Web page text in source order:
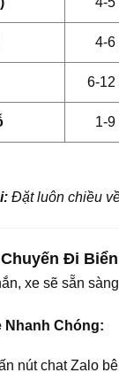
4-6
6-12
1-9
Đặt luôn chiều
Đi
xe sẽ sẵn
Nhanh Chóng:
nút chat Zalo